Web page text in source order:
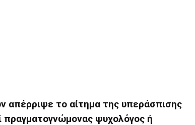
το αίτημα της υπεράσπισης
πραγματογνώμονας ψυχολόγος ή